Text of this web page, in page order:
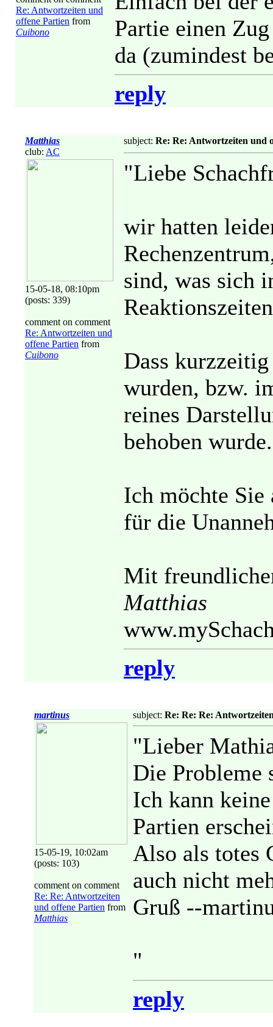
Re: Antwortzeiten und
offene Partien from
Cuibono
Partie einen
da (zumindest
reply
Matthias
club: AC
15-05-18, 08:10pm
(posts: 339)
comment on comment
Re: Antwortzeiten und
offene Partien from
Cuibono
subject: Re: Re: Antwortzeiten und
"Liebe
wir hatten
sind, was sich
Dass
wurden, bzw.
reines
behoben wurde.
Ich möchte
für die
Mit
Matthias
reply
martinus
15-05-19, 10:02am
(posts: 103)
comment on comment
Re: Re: Antwortzeiten
und offene Partien from
Matthias
subject: Re: Re: Re:
"Lieber
Die Probleme
Ich kann
Partien
Also als totes
auch nicht
Gruß --
"
reply